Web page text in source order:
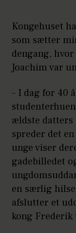
Kongehuset
som sætter
dengang,
Joachim var
– I dag for 40
ældste datters
spreder det
unge viser
gadebilledet
en særlig
afslutter et
kong